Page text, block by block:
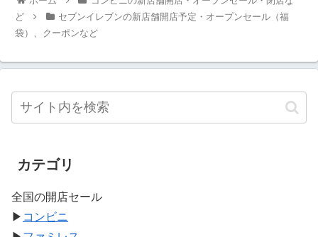
ど
セブンイレブンの新店舗開店予定・オープンセール（福
袋）、クーポンなど
カテゴリ
全国の開店セール
▶ コンビニ